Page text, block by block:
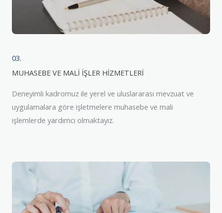
03.
MUHASEBE VE MALİ İŞLER HİZMETLERİ
Deneyimli kadromuz ile yerel ve uluslararası mevzuat ve
uygulamalara göre işletmelere muhasebe ve mali
işlemlerde yardımcı olmaktayız.